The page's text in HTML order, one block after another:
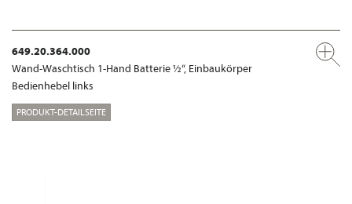
649.20.364.000
Wand-Waschtisch 1-Hand Batterie ½“, Einbaukörper
Bedienhebel links
PRODUKT-DETAILSEITE